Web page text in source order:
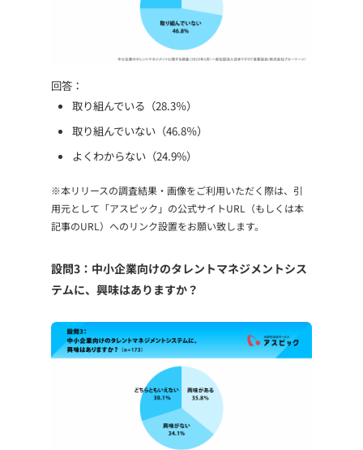
回答：
取り組んでいる（28.3％）
取り組んでいない（46.8％）
よくわからない（24.9%）
※本リリースの調査結果・画像をご利用いただく際は、引
用元として「アスピック」の公式サイトURL（もしくは本
記事のURL）へのリンク設置をお願い致します。
設問3：中小企業向けのタレントマネジメントシス
テムに、興味はありますか？